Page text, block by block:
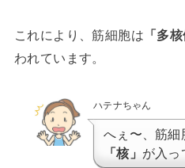
これにより、筋細胞は 「多
われています。
ハテナちゃん
へぇ〜、筋細
「核」 が入っ